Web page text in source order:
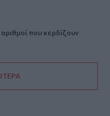
αριθμοί που κερδίζουν